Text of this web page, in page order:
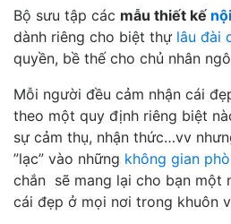
Bộ sưu tập các mẫu thiết kế
dành riêng cho biệt thự lâu đài
quyền, bề thế cho chủ nhân
Mỗi người đều cảm nhận cái
theo một quy định riêng biệt
sự cảm thụ, nhận thức…vv
”lạc” vào những không gian
chắn sẽ mang lại cho bạn một
cái đẹp ở mọi nơi trong khuôn